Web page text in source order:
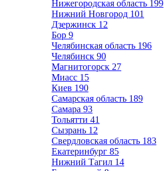
Нижегородская область 199
Нижний Новгород 101
Дзержинск 12
Бор 9
Челябинская область 196
Челябинск 90
Магнитогорск 27
Миасс 15
Киев 190
Самарская область 189
Самара 93
Тольятти 41
Сызрань 12
Свердловская область 183
Екатеринбург 85
Нижний Тагил 14